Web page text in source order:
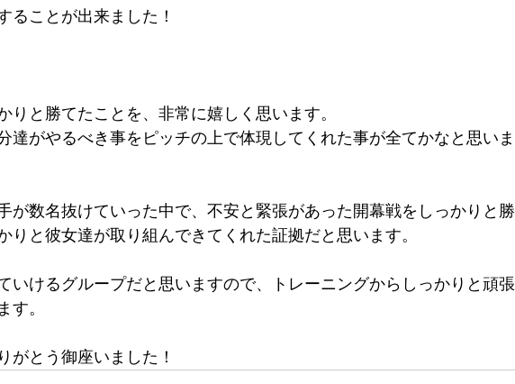
ることが出来ました！
りと勝てたことを、非常に嬉しく思います。
達がやるべき事をピッチの上で体現してくれた事が全てかなと思いま
が数名抜けていった中で、不安と緊張があった開幕戦をしっかりと勝
りと彼女達が取り組んできてくれた証拠だと思います。
いけるグループだと思いますので、トレーニングからしっかりと頑張
す。
がとう御座いました！